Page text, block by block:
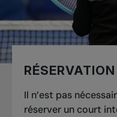
Il n’est pas
réserver un court